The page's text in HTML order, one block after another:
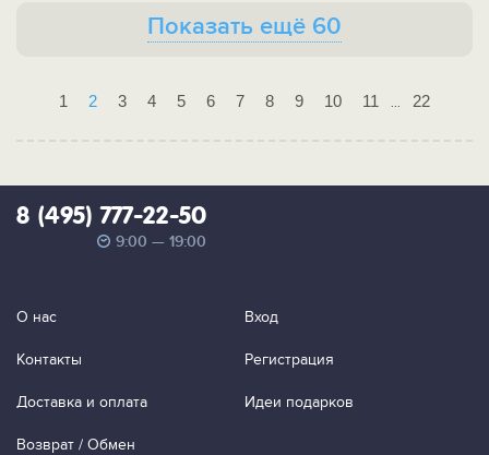
Показать ещё 60
1 2 3 4 5 6 7 8 9 10 11 ... 22
8 (495) 777-22-50
9:00 — 19:00
О нас
Контакты
Доставка и оплата
Возврат / Обмен
Вход
Регистрация
Идеи подарков